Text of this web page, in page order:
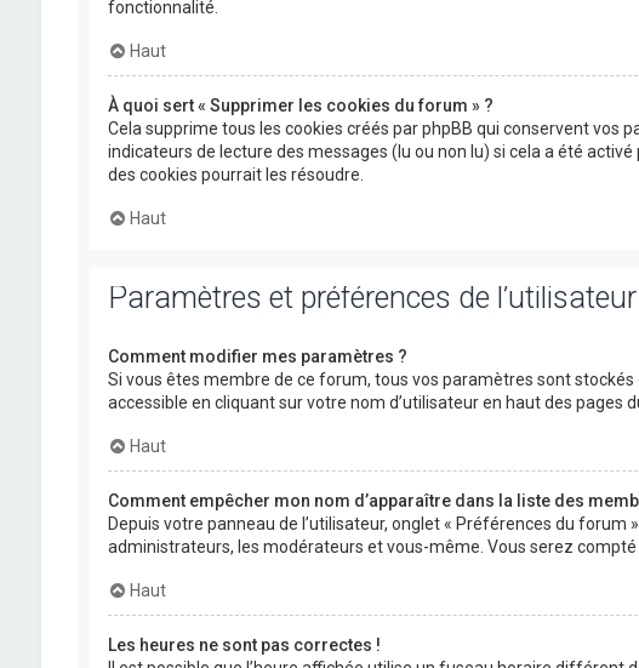
fonctionnalité.
Haut
À quoi sert « Supprimer les cookies du forum » ?
Cela supprime tous les cookies créés par phpBB qui conservent
indicateurs de lecture des messages (lu ou non lu) si cela a été
des cookies pourrait les résoudre.
Haut
Paramètres et préférences de l’utilisateur
Comment modifier mes paramètres ?
Si vous êtes membre de ce forum, tous vos paramètres sont
accessible en cliquant sur votre nom d’utilisateur en haut des
Haut
Comment empêcher mon nom d’apparaître dans la liste des
Depuis votre panneau de l’utilisateur, onglet « Préférences du forum
administrateurs, les modérateurs et vous-même. Vous serez compté
Haut
Les heures ne sont pas correctes !